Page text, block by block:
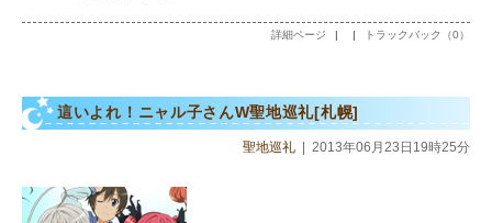
詳細ページ | | トラックバック（0）
這いよれ！ニャル子さんW聖地巡礼[札幌]
聖地巡礼 | 2013年06月23日19時25分